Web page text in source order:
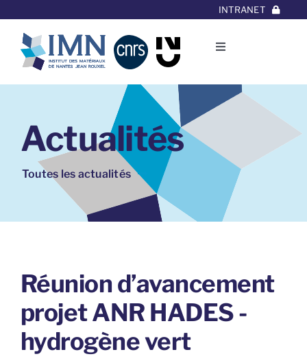
au
contenu
INTRANET
Toggle
L’Institut
Thématiques
Equipes
Projets/Collaborations
Actualités
Toutes les actualités
Réunion d’avancement
projet ANR HADES -
hydrogène vert